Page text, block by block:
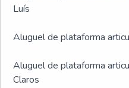
Luís
Aluguel de plataforma
Aluguel de plataforma
Claros